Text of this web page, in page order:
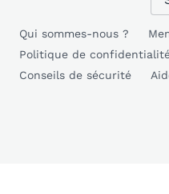
Qui sommes-nous ?
Politique de
Conseils de sécurité